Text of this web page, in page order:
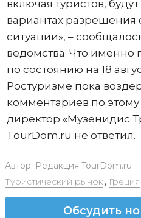
включая туристов,
вариантах
ситуации», –
ведомства. Что именно
по состоянию на 18
Ростуризме пока
комментариев по
директор «Музенидис
TourDom.ru не ответил.
Автор: Редакция TourDom.ru
Туристический рынок , Греция
Обсудить